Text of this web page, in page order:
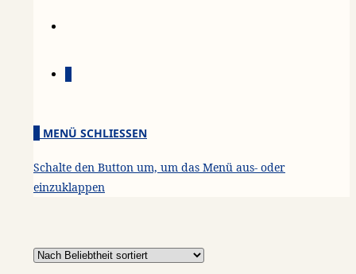
MENÜ SCHLIESSEN
Schalte den Button um, um das Menü aus- oder
einzuklappen